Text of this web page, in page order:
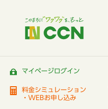
マイページログイン
料金シミュレーション
・WEBお申し込み